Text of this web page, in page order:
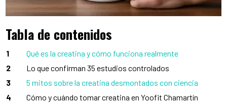
Tabla de contenidos
1
Qué es la creatina y cómo funciona realmente
2
Lo que confirman 35 estudios controlados
3
5 mitos sobre la creatina desmontados con ciencia
4
Cómo y cuándo tomar creatina en Yoofit Chamartín